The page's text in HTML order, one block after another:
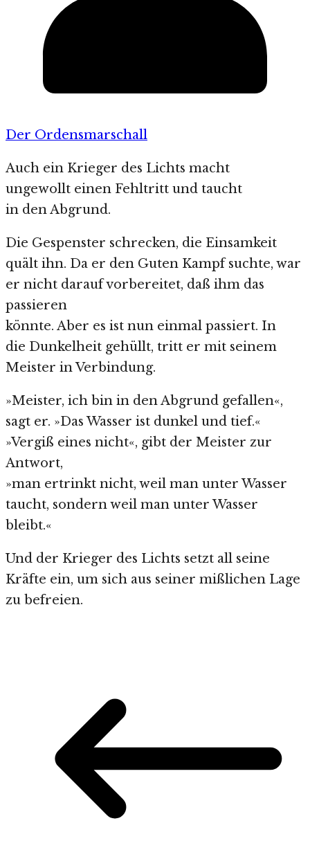
Der Ordensmarschall
Auch ein Krieger des Lichts macht
ungewollt einen Fehltritt und taucht
in den Abgrund.
Die Gespenster schrecken, die Einsamkeit
quält ihn. Da er den Guten Kampf suchte, war
er nicht darauf vorbereitet, daß ihm das
passieren
könnte. Aber es ist nun einmal passiert. In
die Dunkelheit gehüllt, tritt er mit seinem
Meister in Verbindung.
»Meister, ich bin in den Abgrund gefallen«,
sagt er. »Das Wasser ist dunkel und tief.«
»Vergiß eines nicht«, gibt der Meister zur
Antwort,
»man ertrinkt nicht, weil man unter Wasser
taucht, sondern weil man unter Wasser
bleibt.«
Und der Krieger des Lichts setzt all seine
Kräfte ein, um sich aus seiner mißlichen Lage
zu befreien.